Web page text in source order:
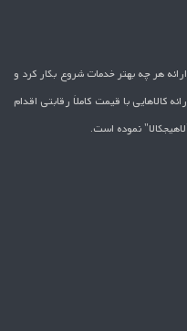
با هدف بهبود در ارائه هر چه بهتر خدمات شروع بکار کرد و
کالاهایی با قیمت کاملاَ رقابتی اقدام
نموده است.